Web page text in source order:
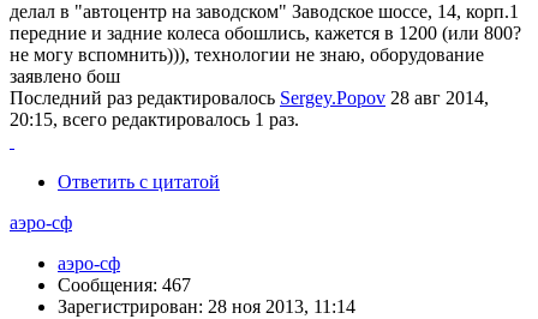
делал в "автоцентр на заводском" Заводское шоссе, 14, корп.1
передние и задние колеса обошлись, кажется в 1200 (или 800?
не могу вспомнить))), технологии не знаю, оборудование
заявлено бош
Последний раз редактировалось Sergey.Popov 28 авг 2014,
20:15, всего редактировалось 1 раз.
Ответить с цитатой
аэро-сф
аэро-сф
Сообщения: 467
Зарегистрирован: 28 ноя 2013, 11:14